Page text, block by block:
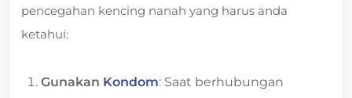
pencegahan kencing nanah yang harus anda
ketahui:
Gunakan Kondom: Saat berhubungan